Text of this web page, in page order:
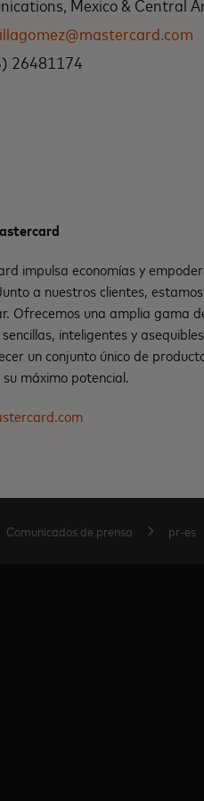
Mexico & Central
26481174
impulsa economías y
a nuestros clientes,
Ofrecemos una amplia gama
inteligentes y
un conjunto único de
máximo potencial.
Comunicados de prensa pr-es